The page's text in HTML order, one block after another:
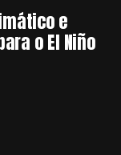
e
o El Niño